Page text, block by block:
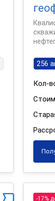
256
Кол-
-17%